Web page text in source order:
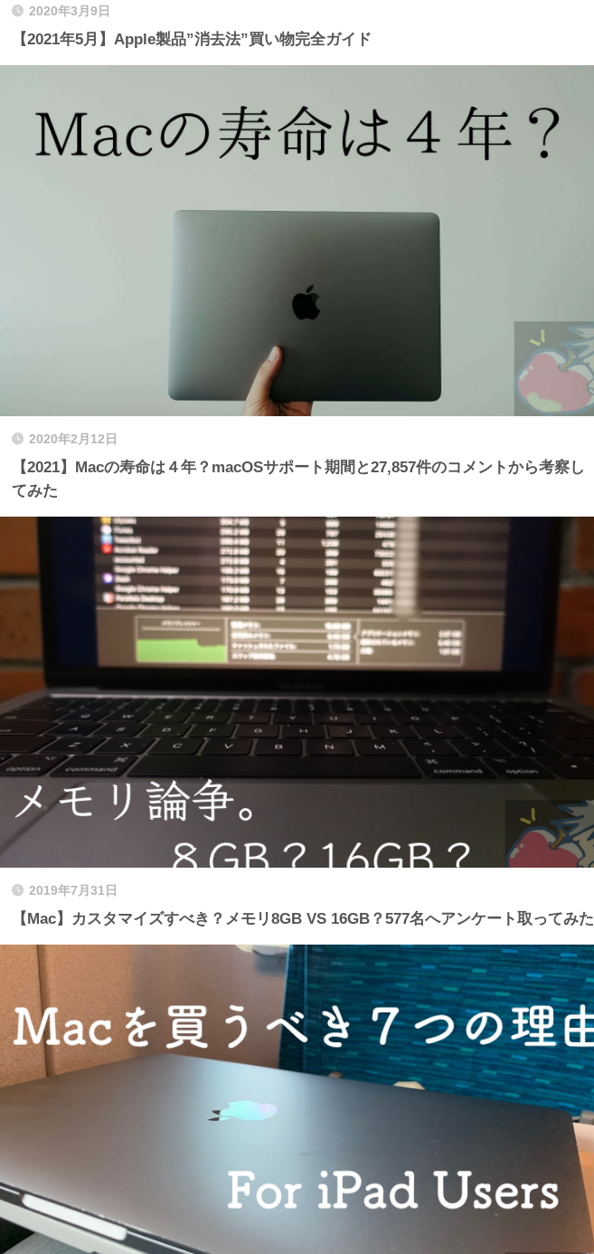
2020年3月9日
【2021年5月】Apple製品”消去法”買い物完全ガイド
2020年2月12日
【2021】Macの寿命は４年？macOSサポート期間と27,857件のコメントから考察し
てみた
2019年7月31日
【Mac】カスタマイズすべき？メモリ8GB VS 16GB？577名へアンケート取ってみた